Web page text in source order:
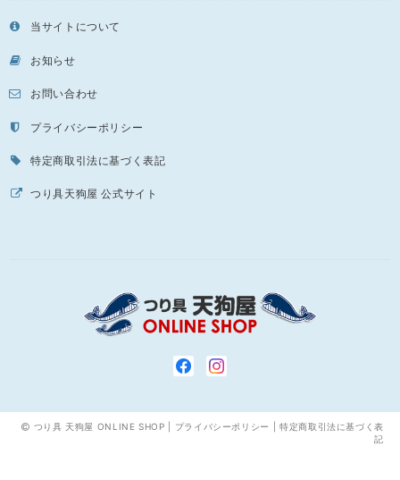
当サイトについて
お知らせ
お問い合わせ
プライバシーポリシー
特定商取引法に基づく表記
つり具天狗屋 公式サイト
つり具 天狗屋 ONLINE SHOP | プライバシーポリシー
特定商取引法に基づく表
記